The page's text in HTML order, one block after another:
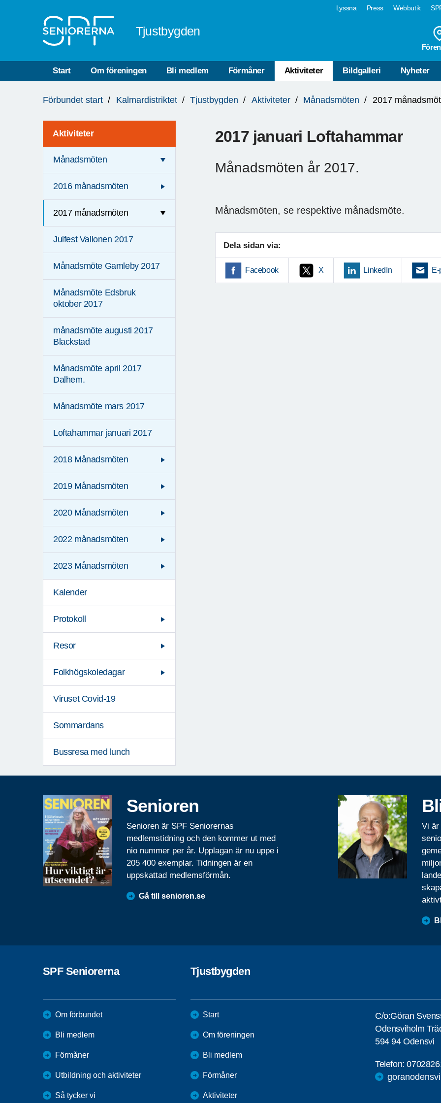
Lyssna Press Webbutik
Tjustbygden
Start Om föreningen Bli medlem Förmåner Aktiviteter Bildgalleri Nyheter
är
Förbundet start Kalmardistriktet Tjustbygden Aktiviteter Månadsmöten 2017
Aktiviteter
Månadsmöten
2016 månadsmöten
2017 månadsmöten
Julfest Vallonen 2017
Månadsmöte Gamleby 2017
Månadsmöte Edsbruk
oktober 2017
månadsmöte augusti 2017
Blackstad
Månadsmöte april 2017
Dalhem.
Månadsmöte mars 2017
Loftahammar januari 2017
2018 Månadsmöten
2019 Månadsmöten
2020 Månadsmöten
2022 månadsmöten
2023 Månadsmöten
Kalender
Protokoll
Resor
Folkhögskoledagar
Viruset Covid-19
Sommardans
Bussresa med lunch
2017 januari Loftahammar
Månadsmöten år 2017.
Månadsmöten, se respektive månadsmöte.
Dela sidan via:
Facebook X LinkedIn
Senioren
Senioren är SPF Seniorernas
medlemstidning och den kommer ut med
nio nummer per år. Upplagan är nu uppe i
205 400 exemplar. Tidningen är en
uppskattad medlemsförmån.
Gå till senioren.se
Vi är
SPF Seniorerna
Om förbundet
Bli medlem
Förmåner
Utbildning och aktiviteter
Så tycker vi
Tjustbygden
Start
Om föreningen
Bli medlem
Förmåner
Aktiviteter
C/o:Göran
Odensviholm
594 94 Odensvi
Telefon: